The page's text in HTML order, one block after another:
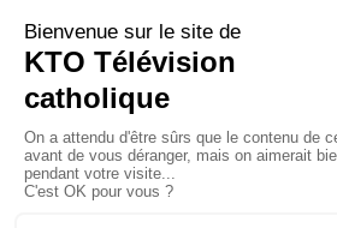
Les reportages
La visite
XIV à Assise à
jeudi 6 août